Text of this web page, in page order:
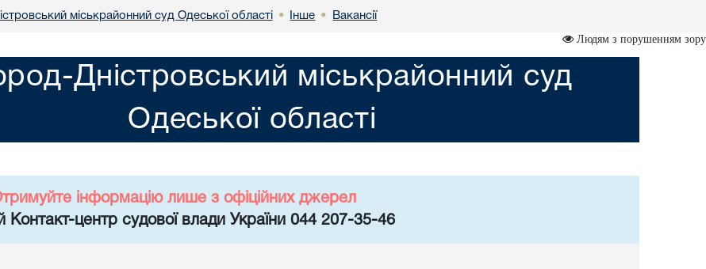
міськрайонний суд Одеської області • Інше • Вакансії
Людям з порушенням зору
Дністровський міськрайонний суд
Одеської області
інформацію лише з офіційних джерел
Контакт-центр судової влади України 044 207-35-46